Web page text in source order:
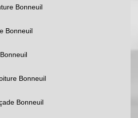
Bonneuil
Bonneuil
Bonneuil
Bonneuil